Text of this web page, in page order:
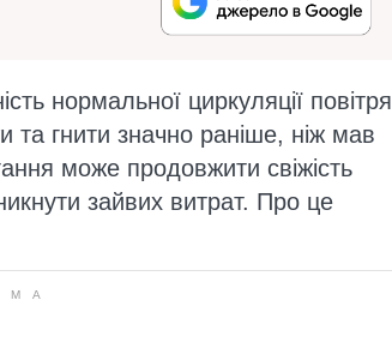
нормальної циркуляції повітря
та гнити значно раніше, ніж мав
може продовжити свіжість
зайвих витрат. Про це